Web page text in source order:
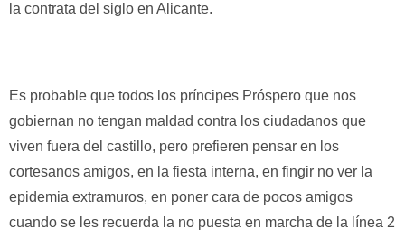
la contrata del siglo en Alicante.
Es probable que todos los príncipes Próspero que nos
gobiernan no tengan maldad contra los ciudadanos que
viven fuera del castillo, pero prefieren pensar en los
cortesanos amigos, en la fiesta interna, en fingir no ver la
epidemia extramuros, en poner cara de pocos amigos
cuando se les recuerda la no puesta en marcha de la línea 2